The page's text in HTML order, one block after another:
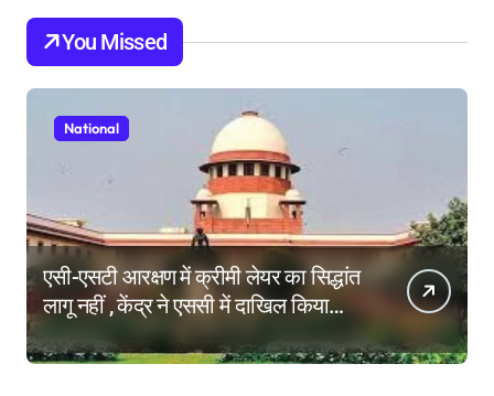
You Missed
National
एसी-एसटी आरक्षण में क्रीमी लेयर का सिद्धांत
लागू नहीं , केंद्र ने एससी में दाखिल किया
हलफनामा; याचिकाएं खारिज करने की मांग